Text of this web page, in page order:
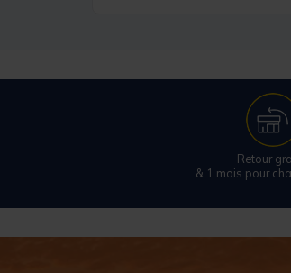
Retour
& 1 mois pour